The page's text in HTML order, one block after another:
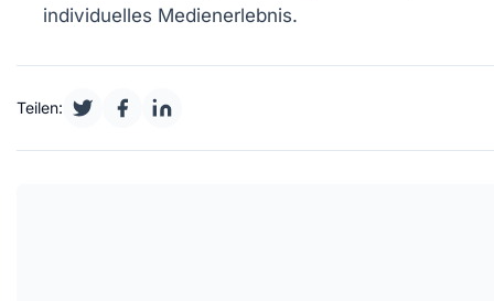
individuelles Medienerlebnis.
Teilen: